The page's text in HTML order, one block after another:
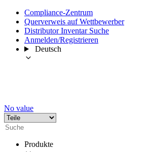
Compliance-Zentrum
Querverweis auf Wettbewerber
Distributor Inventar Suche
Anmelden/Registrieren
Deutsch
No value
Produkte